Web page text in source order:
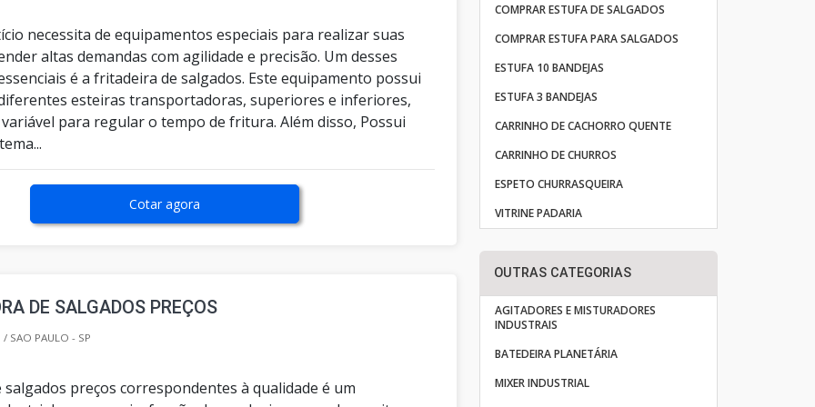
necessita de equipamentos especiais para realizar suas
altas demandas com agilidade e precisão. Um desses
é a fritadeira de salgados. Este equipamento possui
esteiras transportadoras, superiores e inferiores,
para regular o tempo de fritura. Além disso, Possui
Cotar agora
DE SALGADOS PREÇOS
/ SAO PAULO - SP
preços correspondentes à qualidade é um
COMPRAR ESTUFA DE SALGADOS
COMPRAR ESTUFA PARA SALGADOS
ESTUFA 10 BANDEJAS
ESTUFA 3 BANDEJAS
CARRINHO DE CACHORRO QUENTE
CARRINHO DE CHURROS
ESPETO CHURRASQUEIRA
VITRINE PADARIA
OUTRAS CATEGORIAS
AGITADORES E MISTURADORES
INDUSTRAIS
BATEDEIRA PLANETÁRIA
MIXER INDUSTRIAL